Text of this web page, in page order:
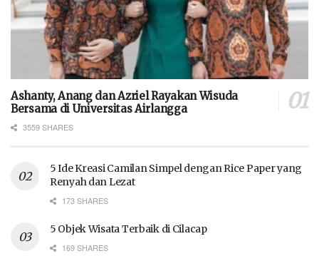
Ashanty, Anang dan Azriel Rayakan Wisuda
Bersama di Universitas Airlangga
3559 SHARES
5 Ide Kreasi Camilan Simpel dengan Rice Paper yang
Renyah dan Lezat
173 SHARES
5 Objek Wisata Terbaik di Cilacap
169 SHARES